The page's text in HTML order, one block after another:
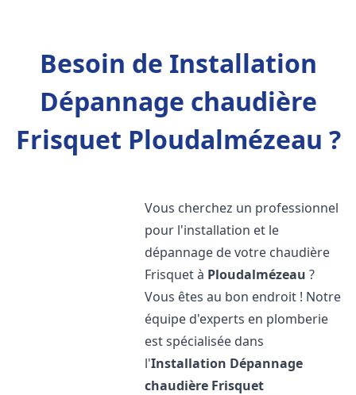
Besoin de Installation
Dépannage chaudière
Frisquet Ploudalmézeau ?
Vous cherchez un professionnel
pour l'installation et le
dépannage de votre chaudière
Frisquet à Ploudalmézeau ?
Vous êtes au bon endroit ! Notre
équipe d'experts en plomberie
est spécialisée dans
l'Installation Dépannage
chaudière Frisquet